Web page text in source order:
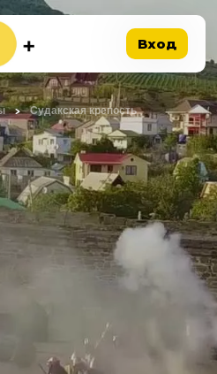
Вход
Судакская крепость